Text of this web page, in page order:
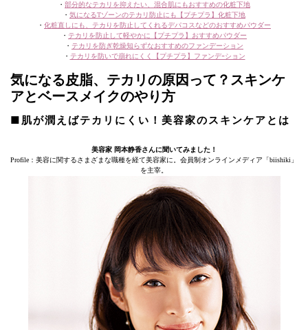
・ 部分的なテカリを抑えたい、混合肌にもおすすめの化粧下地
・ 気になるTゾーンのテカリ防止にも【プチプラ】化粧下地
・ 化粧直しにも、テカりを防止してくれるデパコスなどのおすすめパウダー
・ テカリを防止して軽やかに【プチプラ】おすすめパウダー
・ テカリを防ぎ乾燥知らずなおすすめのファンデーション
・ テカリを防いで崩れにくく【プチプラ】ファンデｰション
気になる皮脂、テカリの原因って？スキンケ
アとベースメイクのやり方
■肌が潤えばテカリにくい！美容家のスキンケアとは
美容家 岡本静香さんに聞いてみました！
Profile：美容に関するさまざまな職種を経て美容家に。会員制オンラインメディア「biishiki」
を主宰。